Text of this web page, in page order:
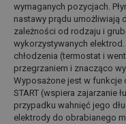
wymaganych pozycjach.
nastawy prądu umożliwiają
zależności od rodzaju i
wykorzystywanych
chłodzenia (termostat i
przegrzaniem i znacząco
Wyposażone jest w funkcje
START (wspiera zajarzanie
przypadku wahnięć jego
elektrody do obrabianego